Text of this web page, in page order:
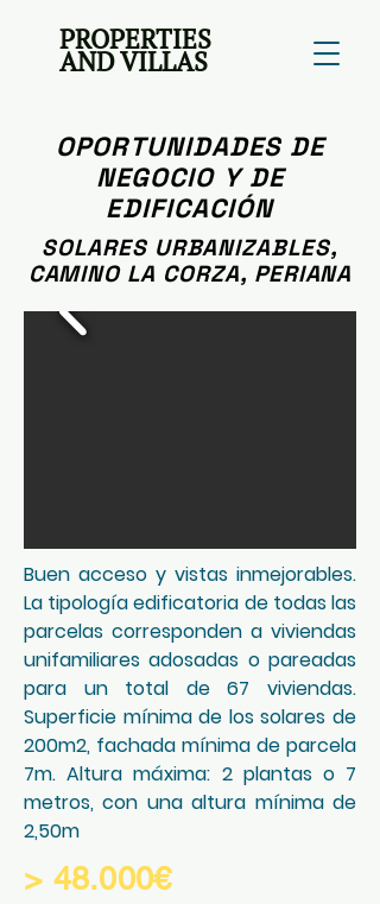
PROPERTIES
AND VILLAS
OPORTUNIDADES DE
NEGOCIO Y DE
EDIFICACIÓN
SOLARES URBANIZABLES,
CAMINO LA CORZA, PERIANA
Buen acceso y vistas inmejorables.
La tipología edificatoria de todas las
parcelas corresponden a viviendas
unifamiliares adosadas o pareadas
para un total de 67 viviendas.
Superficie mínima de los solares de
200m2, fachada mínima de parcela
7m. Altura máxima: 2 plantas o 7
metros, con una altura mínima de
2,50m
> 48.000€